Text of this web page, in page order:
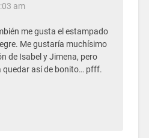
am
me gusta el estampado
Me gustaría muchísimo
de Isabel y Jimena, pero
quedar así de bonito… pfff.